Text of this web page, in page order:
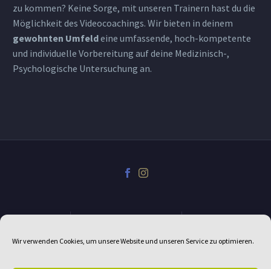
Wir verwenden Cookies, um unsere Website und unseren Service zu optimieren.
zu kommen? Keine Sorge, mit unseren Trainern hast du die
Möglichkeit des Videocoachings. Wir bieten in deinem
gewohnten Umfeldeine umfassende, hoch-kompetente
und individuelle Vorbereitung auf deine Medizinisch-,
Psychologische Untersuchung an.
Impressum Cookie-Richtlinie (EU)